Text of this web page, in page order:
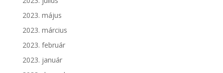
2023. május
2023. március
2023. február
2023. január